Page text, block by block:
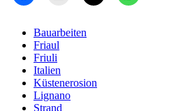
Bauarbeiten
Friaul
Friuli
Italien
Küstenerosion
Lignano
Strand